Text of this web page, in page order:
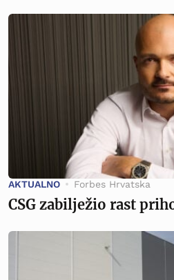
AKTUALNO Forbes Hrvatska
CSG zabilježio rast